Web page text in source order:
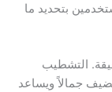
بتحديد ما
التشطيب
جمالاً ويساعد